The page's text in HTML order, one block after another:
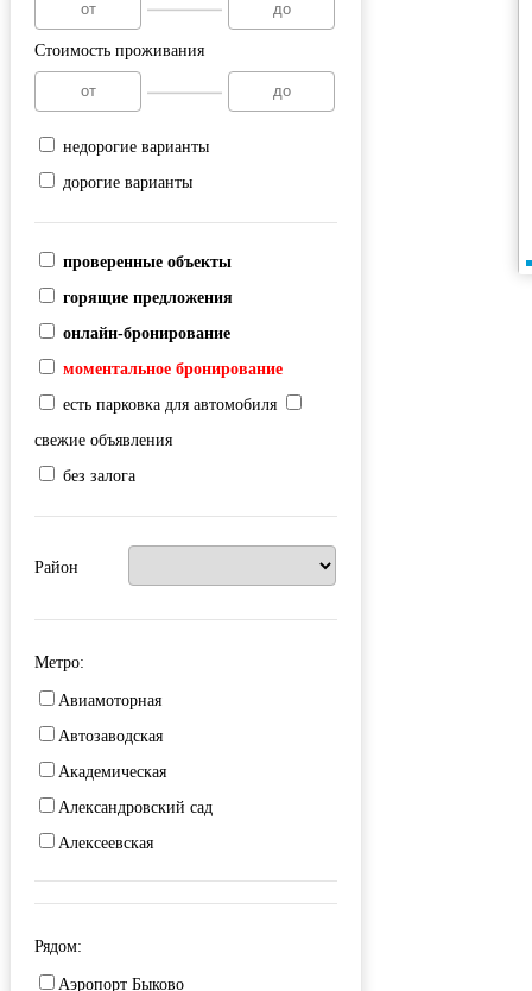
Стоимость проживания
недорогие варианты
дорогие варианты
проверенные объекты
горящие предложения
онлайн-бронирование
моментальное бронирование
есть парковка для автомобиля
свежие объявления
без залога
Район
Метро:
Авиамоторная
Автозаводская
Академическая
Александровский сад
Алексеевская
Алма-Атинская
Аминьевская
Андроновка
Рядом:
Аэропорт Быково